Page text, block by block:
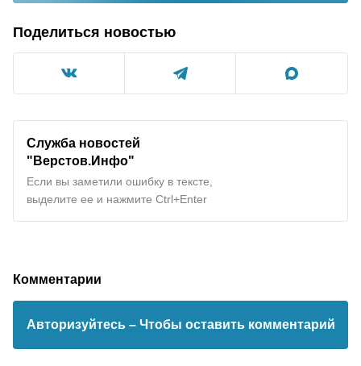
Поделиться новостью
Служба новостей
"Верстов.Инфо"
Если вы заметили ошибку в тексте,
выделите ее и нажмите Ctrl+Enter
Комментарии
Авторизуйтесь – Чтобы оставить комментарий